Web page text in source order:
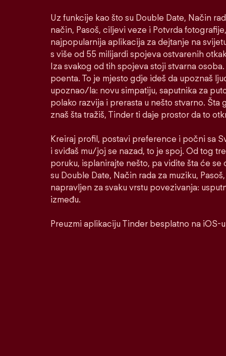
Uz funkcije kao što su Double Date, Način
način, Pasoš, ciljevi veze i Potvrda
najpopularnija aplikacija za dejtanje na
s više od 55 milijardi spojeva ostvarenih
Iza svakog od tih spojeva stoji stvarna
poenta. To je mjesto gdje ideš da upoznaš
upoznao/la: novu simpatiju, saputnika za
polako razvija i prerasta u nešto stvarno. Šta
znaš šta tražiš, Tinder ti daje prostor da to
Kreiraj profil, postavi preference i počni sa
i sviđaš mu/joj se nazad, to je spoj. Od tog
poruku, isplanirajte nešto, pa vidite šta će se
su Double Date, Način rada za muziku,
napravljen za svaku vrstu povezivanja:
između.
Preuzmi aplikaciju Tinder besplatno na iOS-